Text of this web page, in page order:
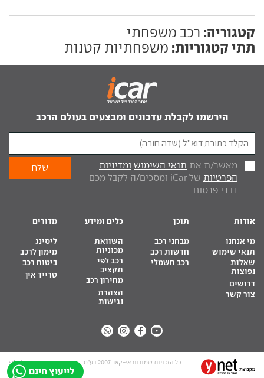
קטגוריה: רכב משפחתי
תתי קטגוריות: משפחתיות קטנות
לייעוץ חינם
הירשמו לקבלת עדכונים ומבצעים בעולם הרכב
מאשר/ת את תנאי השימוש ומדיניות
הפרטיות
של iCar ומסכים/ה לקבל מכם
דברי פרסום.
אודות
מי אנחנו
תנאי שימוש
שאלות
נפוצות
דרושים
צור קשר
תוכן
מבחני רכב
חדשות רכב
רכב חשמלי
כלים ומידע
השוואת
מכוניות
רכב לפי
תקציב
מחירון רכב
הצהרת
נגישות
מדורים
ליסינג
מימון לרכב
ביטוח רכב
טרייד אין
כל הזכויות שמורות אי-קאר 2007 בע”מ site by tq.soft